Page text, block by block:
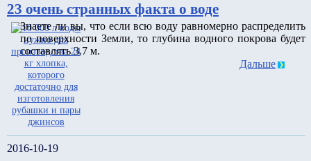
23 очень странных факта о воде
Знаете ли вы, что если всю воду равномерно распределить
по поверхности Земли, то глубина водного покрова будет
составлять 3.7 м.
Дальше
2016-10-19